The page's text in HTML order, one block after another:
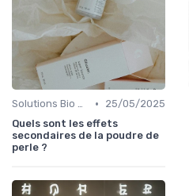
Solutions Bio pour Problèmes de Peau •
25/05/2025
Quels sont les effets
secondaires de la poudre de
perle ?